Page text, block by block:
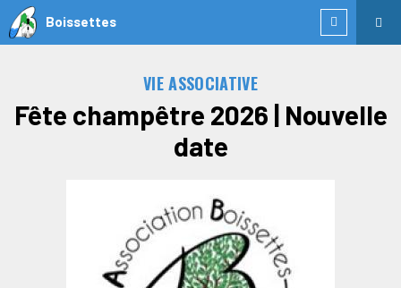
Boissettes
VIE ASSOCIATIVE
Fête champêtre 2026 | Nouvelle
date